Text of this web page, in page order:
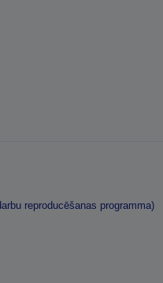
reproducēšanas programma)